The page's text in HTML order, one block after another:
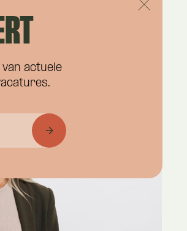
actuele